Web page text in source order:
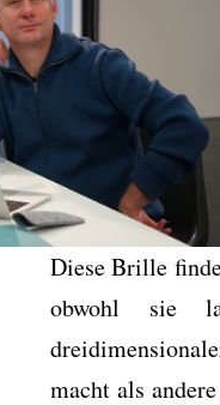
Diese Brille
obwohl sie
macht als